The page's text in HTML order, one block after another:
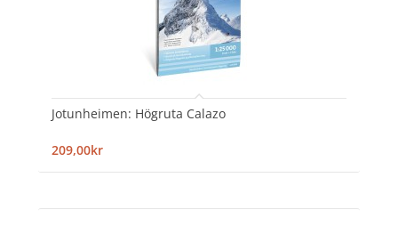
Jotunheimen: Högruta Calazo
209,00kr